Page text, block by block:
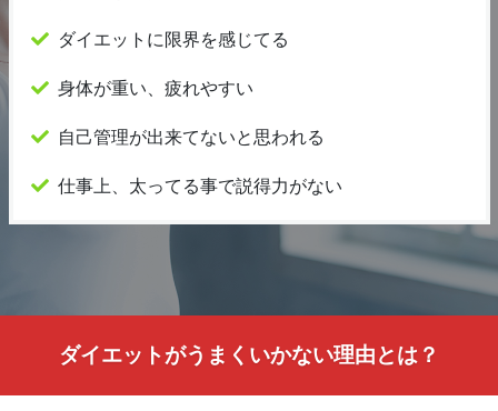
ダイエットに限界を感じてる
身体が重い、疲れやすい
自己管理が出来てないと思われる
仕事上、太ってる事で説得力がない
ダイエットがうまくいかない理由とは？